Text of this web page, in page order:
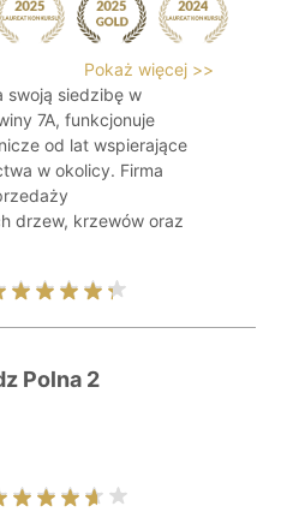
Pokaż więcej >>
swoją siedzibę w
7A, funkcjonuje
od lat wspierające
w okolicy. Firma
drzew, krzewów oraz
Polna 2